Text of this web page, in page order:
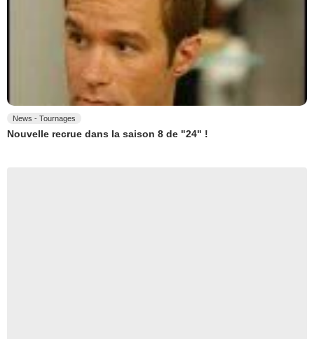
News - Tournages
Nouvelle recrue dans la saison 8 de "24" !